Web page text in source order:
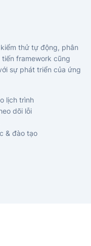
thử tự động, phân
framework cũng
sự phát triển của ứng
lịch trình
dõi lỗi
& đào tạo